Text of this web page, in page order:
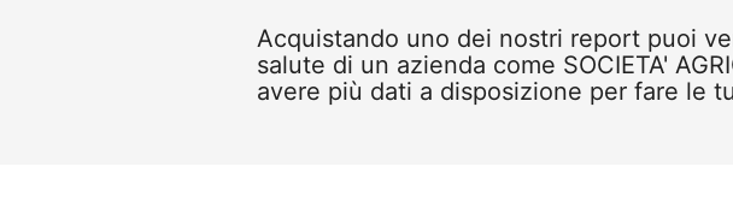
Acquistando uno dei nostri report puoi
salute di un azienda come SOCIETA'
avere più dati a disposizione per fare le